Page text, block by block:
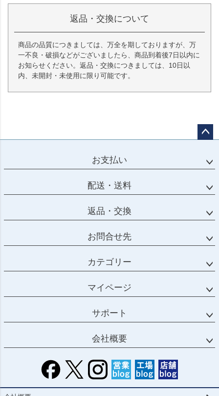
返品・交換について
商品の品質につきましては、万全を期しておりますが、万
一不良・破損などがございましたら、商品到着後7日以内に
お知らせください。返品・交換につきましては、10日以
内、未開封・未使用に限り可能です。
ップ
お支払い
配送・送料
返品・交換
お問合せ先
カテゴリー
マイページ
サポート
会社概要